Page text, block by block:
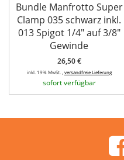
Bundle Manfrotto Super
Clamp 035 schwarz inkl.
013 Spigot 1/4" auf 3/8"
Gewinde
26,50 €
inkl. 19% MwSt. , versandfreie Lieferung
sofort verfügbar